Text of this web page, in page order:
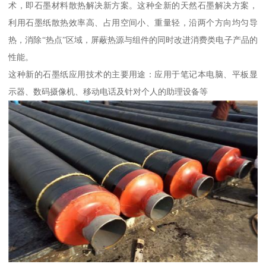
术，即石墨材料散热解决新方案。这种全新的天然石墨解决方案，
利用石墨纸散热效率高、占用空间小、重量轻，沿两个方向均匀导
热，消除“热点”区域，屏蔽热源与组件的同时改进消费类电子产品的
性能。
这种新的石墨纸应用技术的主要用途：应用于笔记本电脑、平板显
示器、数码摄像机、移动电话及针对个人的助理设备等